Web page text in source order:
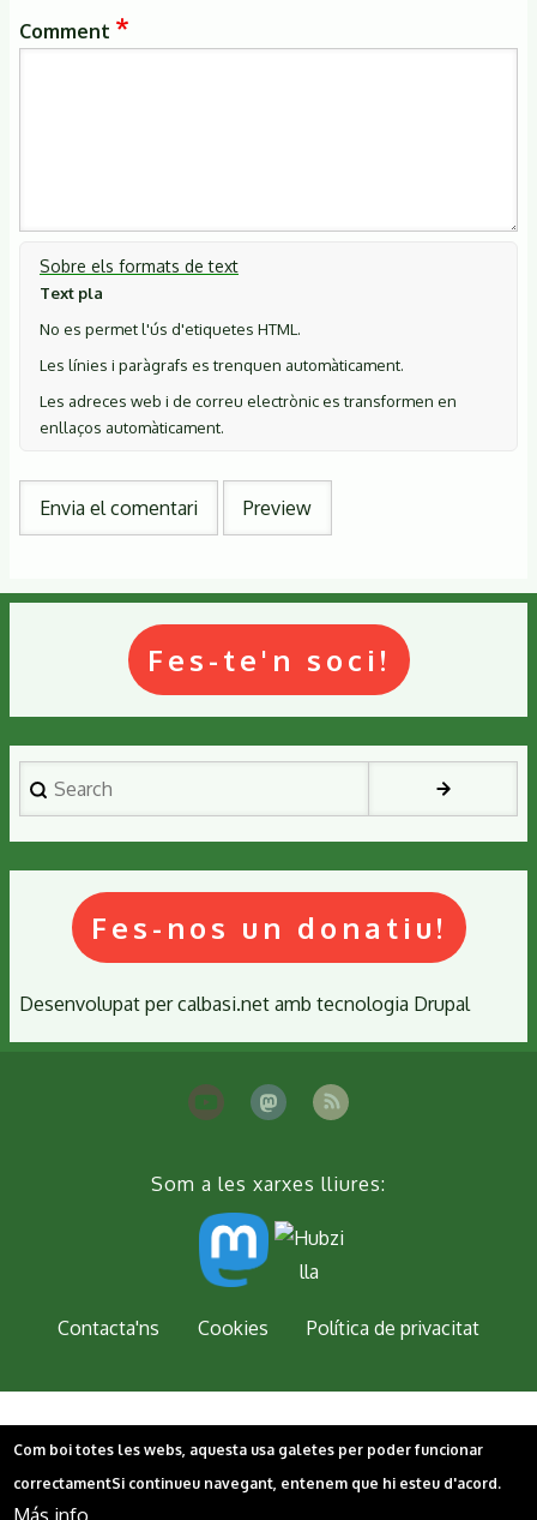
Comment
Sobre els formats de text
Text pla
No es permet l'ús d'etiquetes HTML.
Les línies i paràgrafs es trenquen automàticament.
Les adreces web i de correu electrònic es transformen en
enllaços automàticament.
Fes-te'n soci!
Search
Fes-nos un donatiu!
Desenvolupat percalbasi.net amb tecnologia Drupal
Som a les xarxes lliures:
Contacta'ns Cookies Política de privacitat
Com boi totes les webs, aquesta usa galetes per poder funcionar
correctamentSi continueu navegant, entenem que hi esteu d'acord.
Más info